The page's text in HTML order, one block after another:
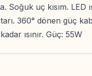
Soğuk uç kısım. LED
360° dönen güç
ısınır. Güç: 55W